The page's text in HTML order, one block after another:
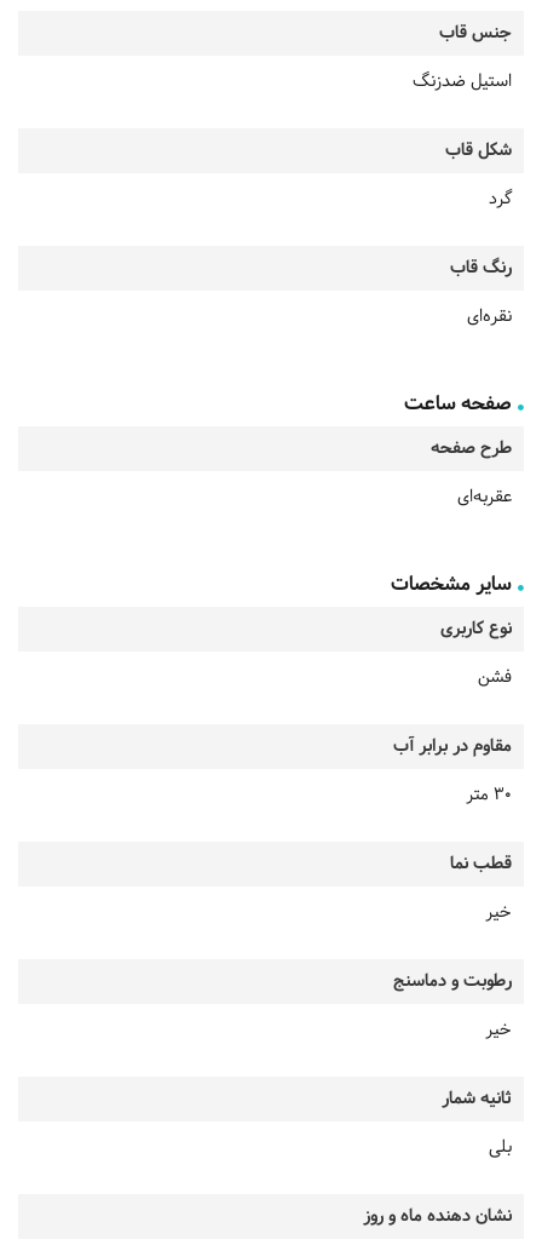
جنس قاب
استیل ضدزنگ
شکل قاب
گرد
رنگ قاب
نقره‌ای
صفحه ساعت
طرح صفحه
عقربه‌ای
سایر مشخصات
نوع کاربری
فشن
مقاوم در برابر آب
۳۰ متر
قطب نما
خیر
رطوبت و دماسنج
خیر
ثانیه شمار
بلی
نشان دهنده ماه و روز